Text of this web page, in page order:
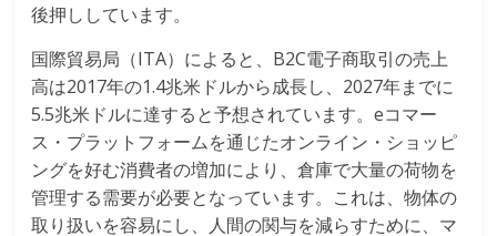
後押ししています。
国際貿易局（ITA）によると、B2C電子商取引の売上
高は2017年の1.4兆米ドルから成長し、2027年までに
5.5兆米ドルに達すると予想されています。eコマー
ス・プラットフォームを通じたオンライン・ショッピ
ングを好む消費者の増加により、倉庫で大量の荷物を
管理する需要が必要となっています。これは、物体の
取り扱いを容易にし、人間の関与を減らすために、マ